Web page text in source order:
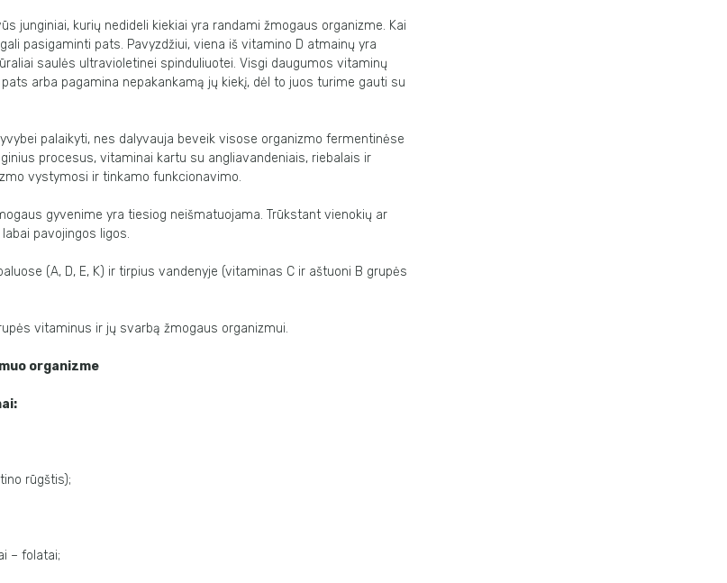
junginiai, kurių nedideli kiekiai yra randami žmogaus organizme. Kai
pasigaminti pats. Pavyzdžiui, viena iš vitamino D atmainų yra
saulės ultravioletinei spinduliuotei. Visgi daugumos vitaminų
arba pagamina nepakankamą jų kiekį, dėl to juos turime gauti su
palaikyti, nes dalyvauja beveik visose organizmo fermentinėse
procesus, vitaminai kartu su angliavandeniais, riebalais ir
vystymosi ir tinkamo funkcionavimo.
gyvenime yra tiesiog neišmatuojama. Trūkstant vienokių ar
pavojingos ligos.
(A, D, E, K) ir tirpius vandenyje (vitaminas C ir aštuoni B grupės
vitaminus ir jų svarbą žmogaus organizmui.
organizme
rūgštis);
– folatai;